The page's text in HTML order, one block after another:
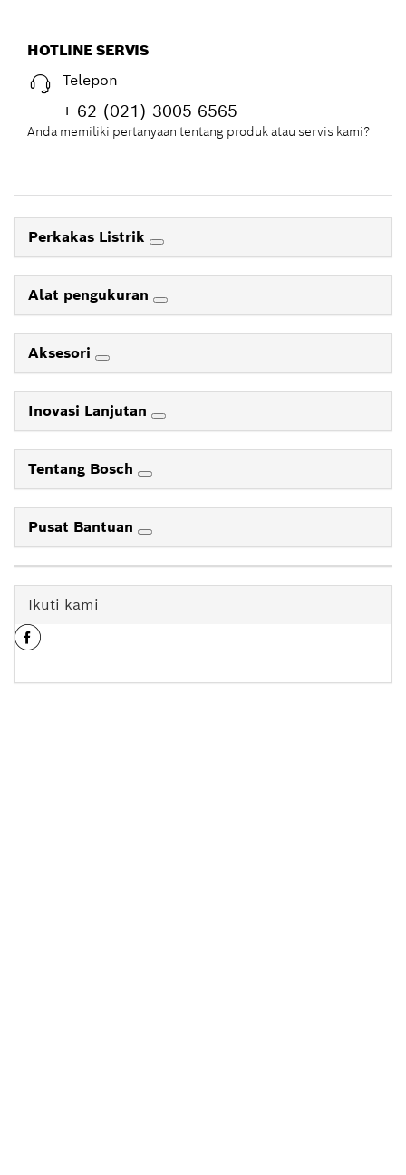
HOTLINE SERVIS
Telepon
+ 62 (021) 3005 6565
Anda memiliki pertanyaan tentang produk atau servis kami?
Perkakas Listrik
Alat pengukuran
Aksesori
Inovasi Lanjutan
Tentang Bosch
Pusat Bantuan
Ikuti kami